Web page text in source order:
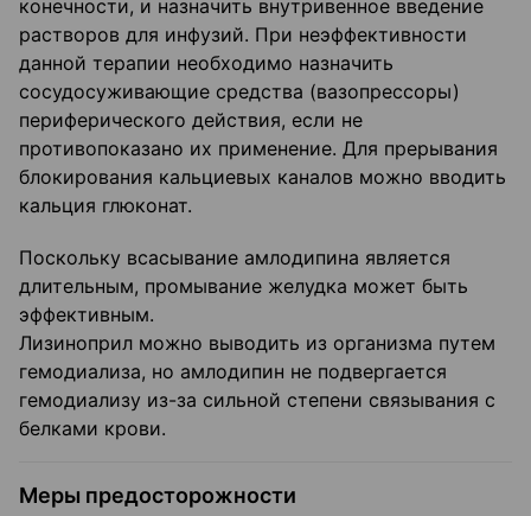
конечности, и назначить внутривенное введение
растворов для инфузий. При неэффективности
данной терапии необходимо назначить
сосудосуживающие средства (вазопрессоры)
периферического действия, если не
противопоказано их применение. Для прерывания
блокирования кальциевых каналов можно вводить
кальция глюконат.
Поскольку всасывание амлодипина является
длительным, промывание желудка может быть
эффективным.
Лизиноприл можно выводить из организма путем
гемодиализа, но амлодипин не подвергается
гемодиализу из-за сильной степени связывания с
белками крови.
Меры предосторожности